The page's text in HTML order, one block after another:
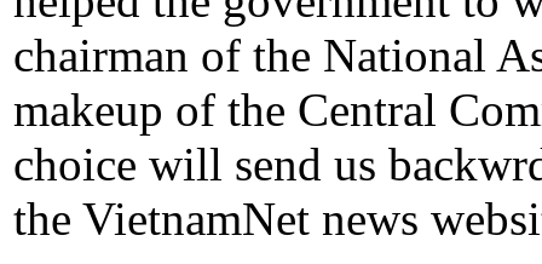
chairman of the National
makeup of the Central
choice will send us
the VietnamNet news